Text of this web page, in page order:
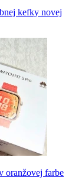
kefky novej
oranžovej farbe